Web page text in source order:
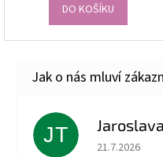
DO KOŠÍKU
JT Hodnocení
21.7.2026